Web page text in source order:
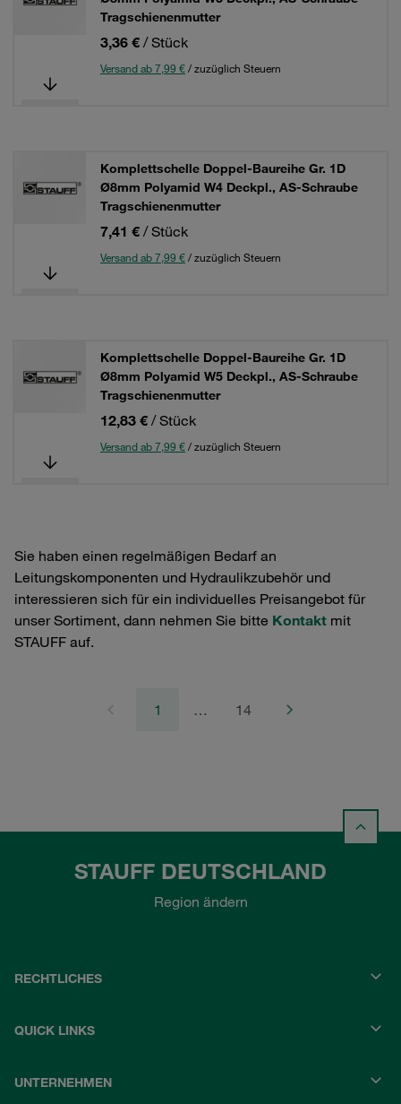
Tragschienenmutter
3,36 € / Stück
Versand ab 7,99 €/ zuzüglich Steuern
Komplettschelle Doppel-Baureihe Gr. 1D
Ø8mm Polyamid W4 Deckpl., AS-Schraube
Tragschienenmutter
7,41 € / Stück
Versand ab 7,99 €/ zuzüglich Steuern
Komplettschelle Doppel-Baureihe Gr. 1D
Ø8mm Polyamid W5 Deckpl., AS-Schraube
Tragschienenmutter
12,83 € / Stück
Versand ab 7,99 €/ zuzüglich Steuern
Sie haben einen regelmäßigen Bedarf an
Leitungskomponenten und Hydraulikzubehör und
interessieren sich für ein individuelles Preisangebot für
unser Sortiment, dann nehmen Sie bitte Kontakt mit
STAUFF auf.
1 … 14
STAUFF DEUTSCHLAND
Region ändern
RECHTLICHES
QUICK LINKS
UNTERNEHMEN